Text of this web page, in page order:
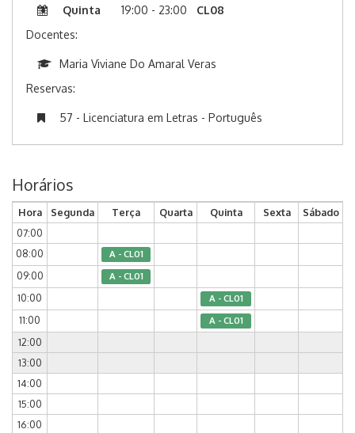
Quinta 19:00 - 23:00
CL08
Docentes:
Maria Viviane Do Amaral Veras
Reservas:
57 - Licenciatura em Letras - Português
Horários
Hora Segunda Terça Quarta Quinta Sexta
Sábado
07:00
08:00
A - CL01
09:00 A - CL01
10:00 A - CL01
11:00 A - CL01
12:00
13:00
14:00
15:00
16:00